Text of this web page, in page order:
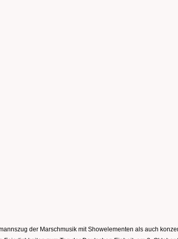
der Marschmusik mit Showelementen als auch